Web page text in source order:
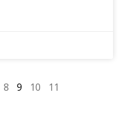
8 9 10 11